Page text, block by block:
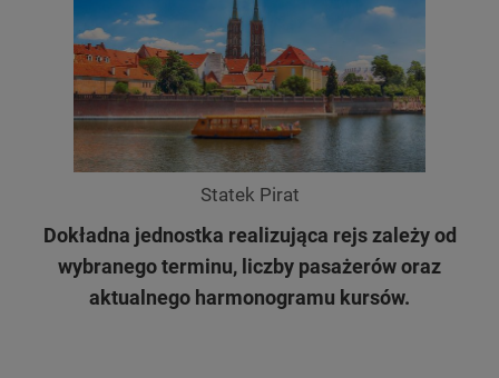
Statek Pirat
Dokładna jednostka realizująca rejs zależy od
wybranego terminu, liczby pasażerów oraz
aktualnego harmonogramu kursów.